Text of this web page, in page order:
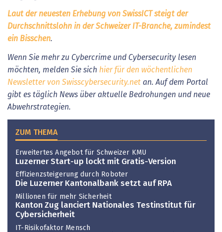
Laut der neuesten Erhebung von SwissICT steigt der
Durchschnittslohn in der Schweizer IT-Branche, zumindest
ein Bisschen.
Wenn Sie mehr zu Cybercrime und Cybersecurity lesen
möchten, melden Sie sich hier für den wöchentlichen
Newsletter von Swisscybersecurity.net an. Auf dem Portal
gibt es täglich News über aktuelle Bedrohungen und neue
Abwehrstrategien.
ZUM THEMA
Erweitertes Angebot für Schweizer KMU
Luzerner Start-up lockt mit Gratis-Version
Effizienzsteigerung durch Roboter
Die Luzerner Kantonalbank setzt auf RPA
Millionen für mehr Sicherheit
Kanton Zug lanciert Nationales Testinstitut für
Cybersicherheit
IT-Risikofaktor Mensch